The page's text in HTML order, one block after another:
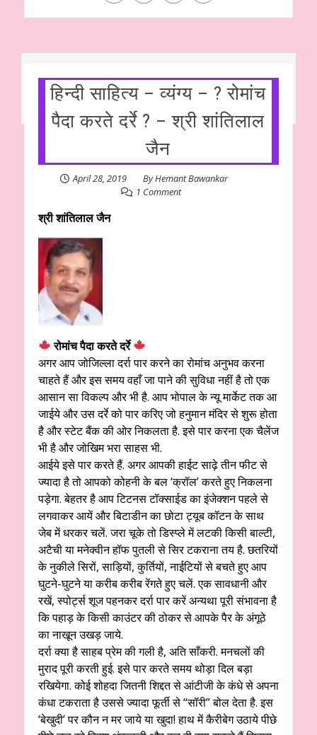
हिन्दी साहित्य – व्यंग्य – ? रोमांच
पैदा करते दर्रे ? – श्री शांतिलाल
जैन
April 28, 2019 ByHemant Bawankar
1 Comment
श्री शांतिलाल जैन
रोमांच पैदा करते दर्रे
अगर आप जोजिल्ला दर्रा पार करने का रोमांच अनुभव करना
चाहते हैं और इस समय वहाँ जा पाने की सुविधा नहीं है तो एक
आसान सा विकल्प और भी है. आप भोपाल के न्यू मार्केट तक आ
जाईये और उस दर्रे को पार करिए जो हनुमान मंदिर से शुरू होता
है और स्टेट बैंक की ओर निकलता है. इसे पार करना एक चैलेंज
भी है और जोखिम भरा साहस भी.
आईये इसे पार करते हैं. अगर आपकी हाईट साढ़े तीन फीट से
ज्यादा है तो आपको कोहनी के बल ‘क्रॉल’ करते हुए निकलना
पड़ेगा. बेहतर है आप टिटनस टॉक्साईड का इंजेक्शन पहले से
लगवाकर आयें और बिटाडीन का छोटा ट्यूब कॉटन के साथ
जेब में धरकर चलें. जरा चूके तो डिस्प्ले में लटकी किसी बाल्टी,
अटैची या मनेक्वीन हॉफ पुतली से सिर टकराना तय है. छतरियों
के नुकीले सिरों, साड़ियों, कुर्तियों, नाईटियों से बचते हुए आप
घुटने-घुटने या करीब करीब रेंगते हुए चलें. एक सावधानी और
रखें, स्पोर्ट्स शूज पहनकर दर्रा पार करें अन्यथा पूरी संभावना है
कि पहाड़ के किसी काउंटर की ठोकर से आपके पैर के अंगूठे
का नाखून उखड़ जाये.
दर्रा क्या है साहब प्रेम की गली है, अति साँकरी. मनचलों की
मुराद पूरी करती हुई. इसे पार करते समय थोड़ा दिल बड़ा
रखियेगा. कोई शोहदा जितनी शिद्दत से आंटीजी के कंधे से अपना
कंधा टकराता है उससे ज्यादा फूर्ती से “सॉरी” बोल देता है. इस
‘बेखुदी’ पर कौन न मर जाये या खुदा! हाथ में कैरीबेग उठाये पीछे